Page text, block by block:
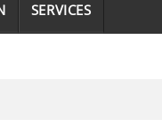
SERVICES